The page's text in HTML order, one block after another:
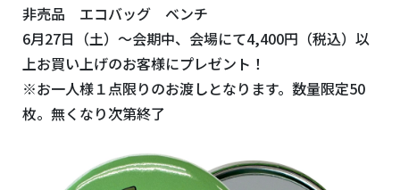
非売品 エコバッグ ベンチ
6月27日（土）～会期中、会場にて4,400円（税込）以
上お買い上げのお客様にプレゼント！
※お一人様１点限りのお渡しとなります。数量限定50
枚。無くなり次第終了